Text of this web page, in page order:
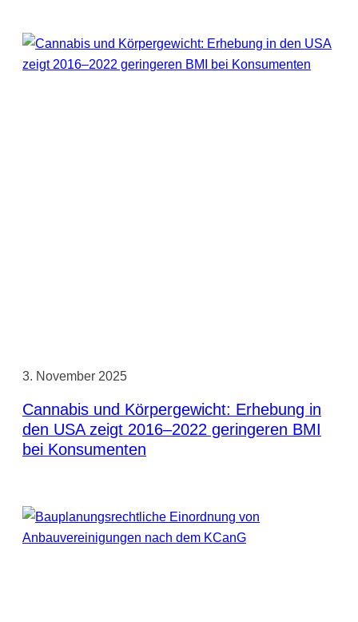
3. November 2025
Cannabis und Körpergewicht: Erhebung in
den USA zeigt 2016–2022 geringeren BMI
bei Konsumenten